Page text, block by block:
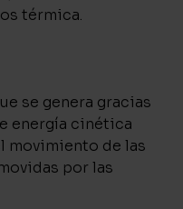
térmica.
se genera gracias
energía cinética
movimiento de las
por las